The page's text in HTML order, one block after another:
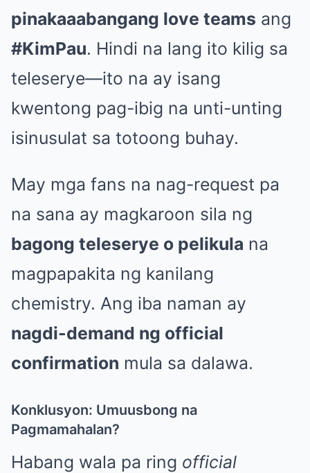
pinakaaabangang love teams ang
#KimPau. Hindi na lang ito kilig sa
teleserye—ito na ay isang
kwentong pag-ibig na unti-unting
isinusulat sa totoong buhay.
May mga fans na nag-request pa
na sana ay magkaroon sila ng
bagong teleserye o pelikula na
magpapakita ng kanilang
chemistry. Ang iba naman ay
nagdi-demand ng official
confirmation mula sa dalawa.
Konklusyon: Umuusbong na
Pagmamahalan?
Habang wala pa ring official